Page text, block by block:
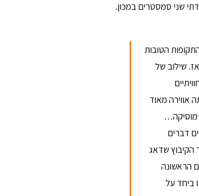
שני סמסטרים במכון.
הטובות
שילוב של
אווירה מאוד
דברים
הקיבוץ שדאג
הראשונה
ביחד על